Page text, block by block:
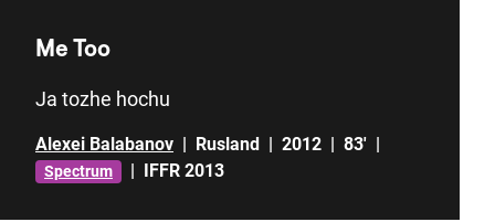
Me Too
Ja tozhe hochu
Alexei Balabanov | Rusland | 2012 | 83' |
Spectrum | IFFR 2013